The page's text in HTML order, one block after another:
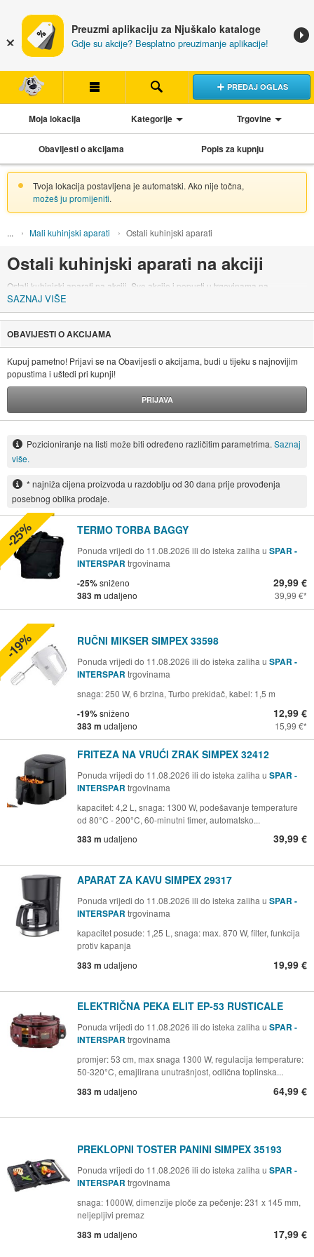
Preuzmi aplikaciju za Njuškalo kataloge
Gdje su akcije? Besplatno preuzimanje aplikacije!
PREDAJ OGLAS
Moja lokacija Kategorije Trgovine
Obavijesti o akcijama Popis za kupnju
Tvoja lokacija postavljena je automatski. Ako nije točna,
možeš ju promijeniti.
Mali kuhinjski aparati Ostali kuhinjski aparati
Ostali kuhinjski aparati na akciji
Ostali kuhinjski aparati na akciji. Sve akcije i popusti u trgovinama na
proizvode iz kategorije ostali kuhinjski aparati.
SAZNAJ VIŠE
OBAVIJESTI O AKCIJAMA
Kupuj pametno! Prijavi se na Obavijesti o akcijama, budi u tijeku s najnovijim
popustima i uštedi pri kupnji!
PRIJAVA
Pozicioniranje na listi može biti određeno različitim parametrima. Saznaj
više.
* najniža cijena proizvoda u razdoblju od 30 dana prije provođenja
posebnog oblika prodaje.
TERMO TORBA BAGGY
Ponuda vrijedi do 11.08.2026 ili do isteka zaliha u SPAR -
INTERSPAR trgovinama
-25%sniženo
383 m udaljeno
29,99 €
39,99 €
-25%
RUČNI MIKSER SIMPEX 33598
Ponuda vrijedi do 11.08.2026 ili do isteka zaliha u SPAR -
INTERSPAR trgovinama
snaga: 250 W, 6 brzina, Turbo prekidač, kabel: 1,5 m
-19%sniženo
383 m udaljeno
12,99 €
15,99 €
-19%
FRITEZA NA VRUĆI ZRAK SIMPEX 32412
Ponuda vrijedi do 11.08.2026 ili do isteka zaliha u SPAR -
INTERSPAR trgovinama
kapacitet: 4,2 L, snaga: 1300 W, podešavanje temperature
od 80°C - 200°C, 60-minutni timer, automatsko...
383 m udaljeno 39,99 €
APARAT ZA KAVU SIMPEX 29317
Ponuda vrijedi do 11.08.2026 ili do isteka zaliha u SPAR -
INTERSPAR trgovinama
kapacitet posude: 1,25 L, snaga: max. 870 W, filter, funkcija
protiv kapanja
383 m udaljeno 19,99 €
ELEKTRIČNA PEKA ELIT EP-53 RUSTICALE
Ponuda vrijedi do 11.08.2026 ili do isteka zaliha u SPAR -
INTERSPAR trgovinama
promjer: 53 cm, max snaga 1300 W, regulacija temperature:
50-320°C, emajlirana unutrašnjost, odlična toplinska...
383 m udaljeno 64,99 €
PREKLOPNI TOSTER PANINI SIMPEX 35193
Ponuda vrijedi do 11.08.2026 ili do isteka zaliha u SPAR -
INTERSPAR trgovinama
snaga: 1000W, dimenzije ploče za pečenje: 231 x 145 mm,
neljepljivi premaz
383 m udaljeno 17,99 €